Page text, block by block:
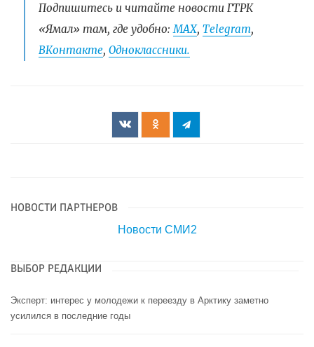
Подпишитесь и читайте новости ГТРК
«Ямал» там, где удобно:МАХ, Telegram,
ВКонтакте, Одноклассники.
НОВОСТИ ПАРТНЕРОВ
Новости СМИ2
ВЫБОР РЕДАКЦИИ
Эксперт: интерес у молодежи к переезду в Арктику заметно
усилился в последние годы